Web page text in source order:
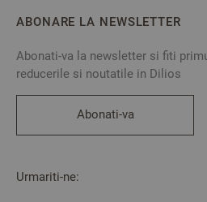
ABONARE LA NEWSLETTER
Abonati-va la newsletter si fiti
reducerile si noutatile in Dilios
Abonati-va
Urmariti-ne: